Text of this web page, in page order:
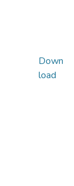
Down
load